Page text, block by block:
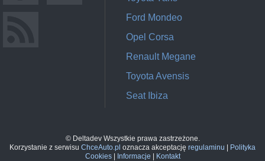
Ford Mondeo
Opel Corsa
Renault Megane
Toyota Avensis
Seat Ibiza
© Deltadev Wszystkie prawa zastrzeżone.
Korzystanie z serwisu ChceAuto.pl oznacza akceptację regulaminu
Polityka
Cookies| Informacje Kontakt